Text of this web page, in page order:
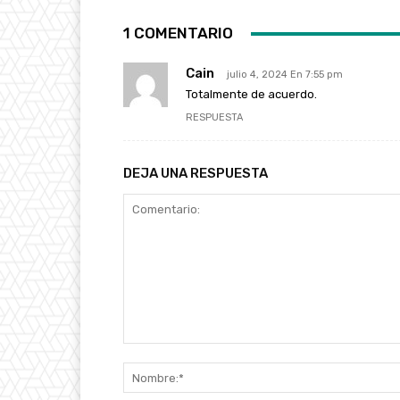
1 COMENTARIO
Cain julio 4, 2024 En 7:55 pm
Totalmente de acuerdo.
RESPUESTA
DEJA UNA RESPUESTA